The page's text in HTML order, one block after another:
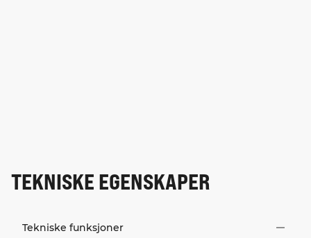
TEKNISKE EGENSKAPER
Tekniske funksjoner